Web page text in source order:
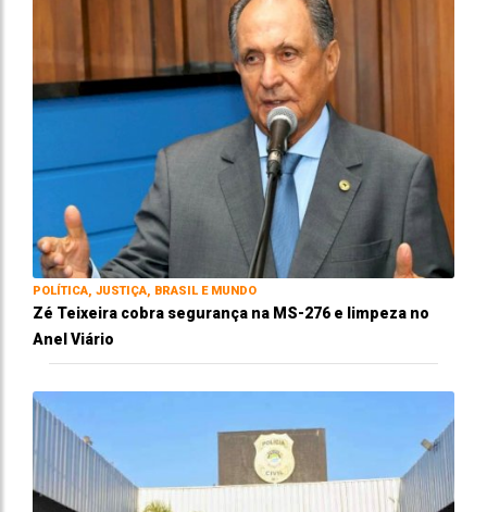
POLÍTICA, JUSTIÇA, BRASIL E MUNDO
Zé Teixeira cobra segurança na MS-276 e limpeza no
Anel Viário